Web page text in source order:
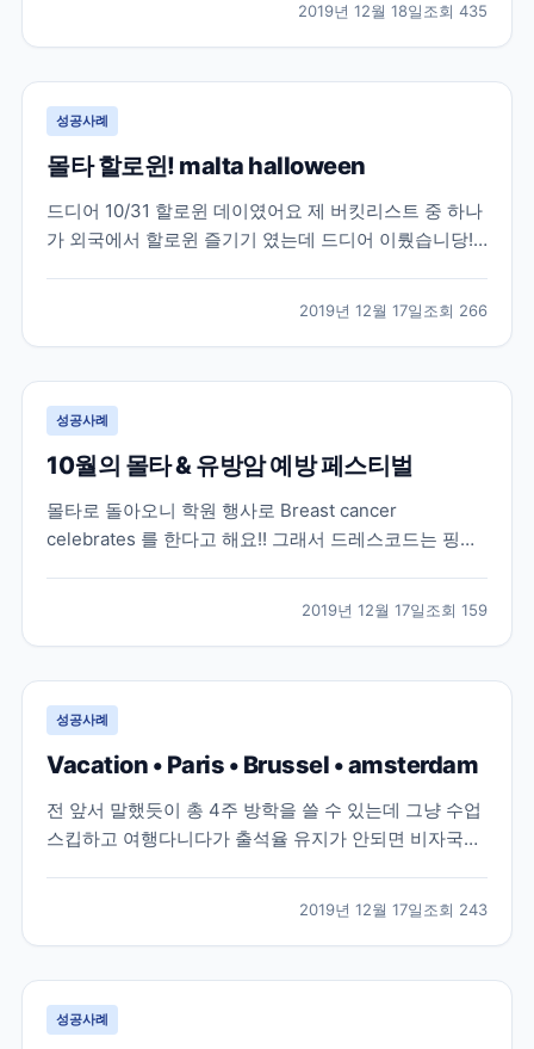
생활을 올려 보겠습니다! 벌써 할로윈데이가 지난지 한
달이 넘었는데 이제서야 올리네요 ㅠㅠ 다른 컬리지들
도...
2019년 12월 18일조회 435
성공사례
몰타 할로윈! malta halloween
드디어 10/31 할로윈 데이였어요 제 버킷리스트 중 하나
가 외국에서 할로윈 즐기기 였는데 드디어 이뤘습니당!!!
해왔어요 다들 너무 잘 준비해오지 않았나요?! 특히 선생
님들이 대박이었어요 원더우먼, 좀비, 도...
2019년 12월 17일조회 266
성공사례
10월의 몰타 & 유방암 예방 페스티벌
몰타로 돌아오니 학원 행사로 Breast cancer
celebrates 를 한다고 해요!! 그래서 드레스코드는 핑크!
남색티입은 도XX 얼굴과 표정이 저렇죠? 혼자 영화찍는
중인것 같아요! 핑크리본도 옷에 달고 핑크...
2019년 12월 17일조회 159
성공사례
Vacation • Paris • Brussel • amsterdam
전 앞서 말했듯이 총 4주 방학을 쓸 수 있는데 그냥 수업
스킵하고 여행다니다가 출석율 유지가 안되면 비자국에
하지않으면 연장없이 졸업할 수 있어요! 방학은 쓰기 일
주일전에 꼭 스쿨오피스에 말해야해요 이번엔 남...
2019년 12월 17일조회 243
성공사례